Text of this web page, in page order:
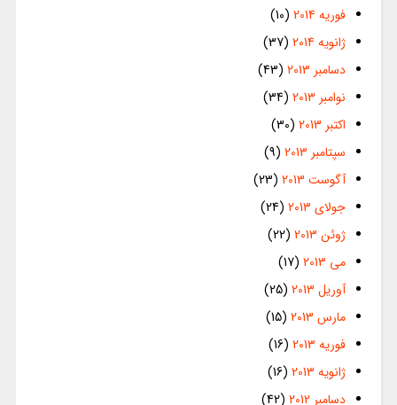
فوریه 2014
(10)
ژانویه 2014
(37)
دسامبر 2013
(43)
نوامبر 2013
(34)
اکتبر 2013
(30)
سپتامبر 2013
(9)
آگوست 2013
(23)
جولای 2013
(24)
ژوئن 2013
(22)
می 2013
(17)
آوریل 2013
(25)
مارس 2013
(15)
فوریه 2013
(16)
ژانویه 2013
(16)
دسامبر 2012
(42)